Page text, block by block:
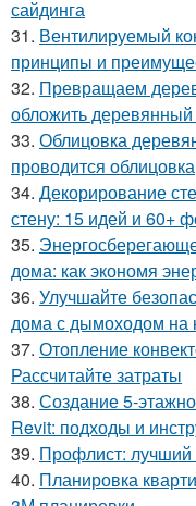
сайдинга
31. Вентилируемый
принципы и
32. Превращаем
обложить
33. Облицовка
проводится облицовка
34. Декорирование
стену: 15 идей и 60+
35.
дома: как экономя
36. Улучшайте
дома с дымоходом
37. Отопление
Рассчитайте затраты
38. Создание 5-
Revit: подходы и
39. Профлист:
40. Планировка